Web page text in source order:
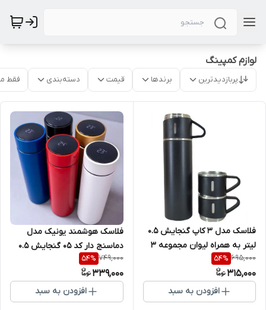
لوازم کمپینگ
پربازدیدترین برندها قیمت دسته‌بندی فقط
فلاسک مدل 3 کاپ گنجایش 0.5
لیتر به همراه لیوان مجموعه 3
عددی
695,000
54%
315,000
افزودن به سبد
فلاسک هوشمند یونیک مدل
دماسنج دار کد 05 گنجایش 0.5
لیتر (رنگ بندی موجود)
749,000
54%
339,000
افزودن به سبد